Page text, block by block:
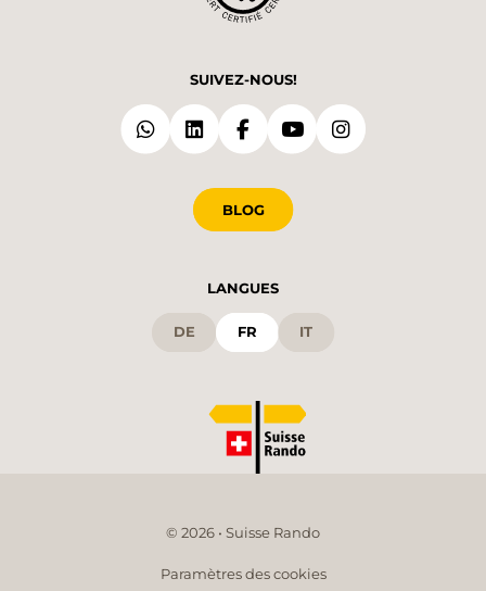
SUIVEZ-NOUS!
BLOG
LANGUES
DE FR IT
© 2026 • Suisse Rando
Paramètres des cookies